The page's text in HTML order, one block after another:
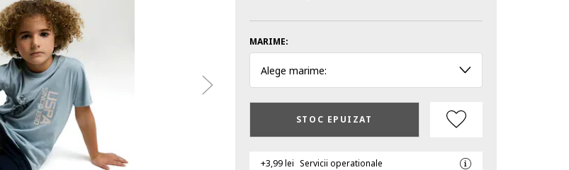
MARIME:
Alege marime:
STOC EPUIZAT
+3,99 lei Servicii operationale